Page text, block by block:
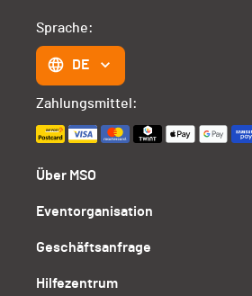
Über MSO
Eventorganisation
Geschäftsanfrage
Hilfezentrum
Sprache:
DE
Zahlungsmittel: